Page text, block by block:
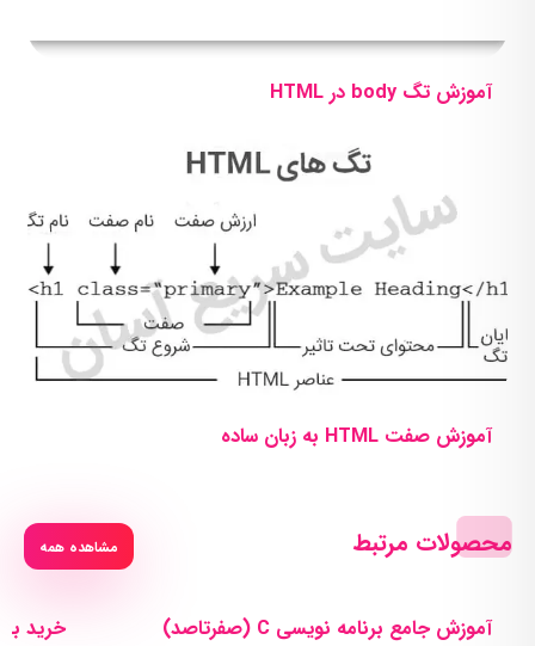
آموزش تگ body در HTML
آموزش صفت HTML به زبان ساده
محصولات مرتبط مشاهده همه
آموزش جامع برنامه نویسی C (صفرتاصد)
خرید